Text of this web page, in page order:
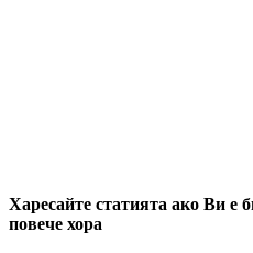
Харесайте статията ако Ви е
повече хора